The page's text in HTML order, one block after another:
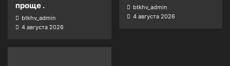
проще .
btkhv_admin
4 августа 2026
btkhv_admin
4 августа 2026